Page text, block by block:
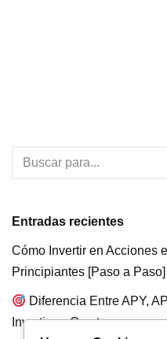
Entradas recientes
Cómo Invertir en Acciones
Principiantes [Paso a Paso]
Diferencia Entre APY,
Invertir en Crypto